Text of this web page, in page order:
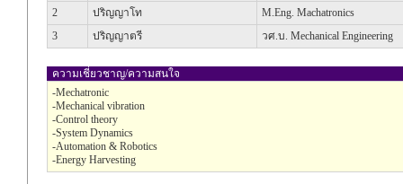
2
ปริญญาโท
M.Eng. Machatronics
3
ปริญญาตรี วศ.บ. Mechanical Engineering
ความเชี่ยวชาญ/ความสนใจ
-Mechatronic
-Mechanical vibration
-Control theory
-System Dynamics
-Automation & Robotics
-Energy Harvesting